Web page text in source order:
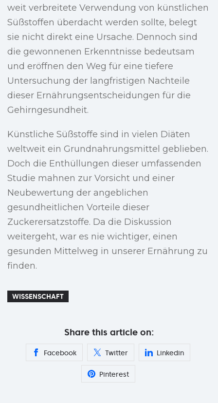
weit verbreitete Verwendung von künstlichen
Süßstoffen überdacht werden sollte, belegt
sie nicht direkt eine Ursache. Dennoch sind
die gewonnenen Erkenntnisse bedeutsam
und eröffnen den Weg für eine tiefere
Untersuchung der langfristigen Nachteile
dieser Ernährungsentscheidungen für die
Gehirngesundheit.
Künstliche Süßstoffe sind in vielen Diäten
weltweit ein Grundnahrungsmittel geblieben.
Doch die Enthüllungen dieser umfassenden
Studie mahnen zur Vorsicht und einer
Neubewertung der angeblichen
gesundheitlichen Vorteile dieser
Zuckerersatzstoffe. Da die Diskussion
weitergeht, war es nie wichtiger, einen
gesunden Mittelweg in unserer Ernährung zu
finden.
WISSENSCHAFT
Share this article on:
Facebook Twitter Linkedin
Pinterest